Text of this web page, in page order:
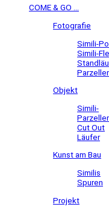
COME & GO ...
Fotografie
Simili-
Simili-
Objekt
Simili-
Cut Out
Läufer
Kunst am Bau
Similis
Spuren
Projekt